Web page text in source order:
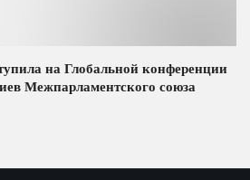
на Глобальной конференции
Межпарламентского союза